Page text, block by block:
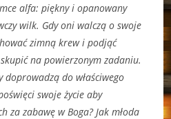
alfa: piękny i opanowany
wilk. Gdy oni walczą o swoje
zimną krew i podjąć
na powierzonym zadaniu.
do właściwego
swoje życie aby
za zabawę w Boga? Jak młoda